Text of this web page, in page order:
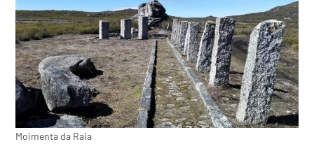
Moimenta da Raia